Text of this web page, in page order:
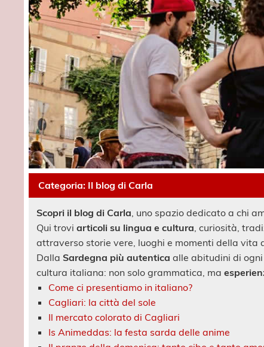
Categoria: Il blog di Carla
Scopri il blog di Carla , uno spazio dedicato a chi
Qui troviarticoli su lingua e cultura , curiosità,
attraverso storie vere, luoghi e momenti della vita
DallaSardegna più autentica alle abitudini di
cultura italiana: non solo grammatica, ma
Come ci presentiamo in italiano?
Cagliari: la città del sole
Il mercato colorato di Cagliari
Is Animeddas: la festa sarda delle anime